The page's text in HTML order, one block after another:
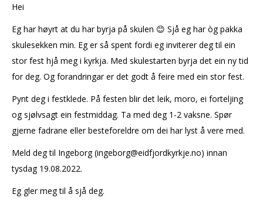
Hei
Eg har høyrt at du har byrja på skulen 😊 Sjå eg har òg pakka
skulesekken min. Eg er så spent fordi eg inviterer deg til ein
stor fest hjå meg i kyrkja. Med skulestarten byrja det ein ny tid
for deg. Og forandringar er det godt å feire med ein stor fest.
Pynt deg i festklede. På festen blir det leik, moro, ei forteljing
og sjølvsagt ein festmiddag. Ta med deg 1-2 vaksne. Spør
gjerne fadrane eller besteforeldre om dei har lyst å vere med.
Meld deg til Ingeborg (ingeborg@eidfjordkyrkje.no) innan
tysdag 19.08.2022.
Eg gler meg til å sjå deg.